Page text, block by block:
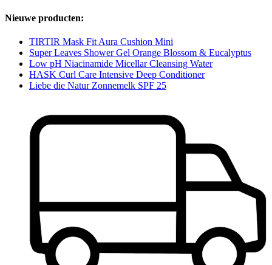
Nieuwe producten:
TIRTIR Mask Fit Aura Cushion Mini
Super Leaves Shower Gel Orange Blossom & Eucalyptus
Low pH Niacinamide Micellar Cleansing Water
HASK Curl Care Intensive Deep Conditioner
Liebe die Natur Zonnemelk SPF 25